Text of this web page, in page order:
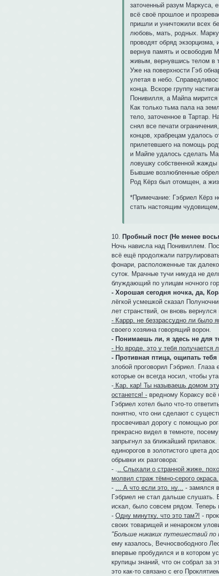
заточенный разум Маркуса,
всё своё прошлое и
пришли и уничтожили всех
любовь, мать, родных.
проводят обряд экзорцизма,
вернув память и освободив
живым, вернувшись телом в
Уже на поверхности Гэб
улетая в небо.
конца. Вскоре группу
Понивилля, а Майпа
Как только тьма пала на
тело, заточенное в Тартар.
снял все печати
концов, храбрецам удалось
прилетевшего на помощь
и Майпе удалось сделать
ловушку собственной жажды
Бывшие возлюбленные
Род Кёрз был отомщен, а
*Примечание: Гэбриел Кёрз
стать настоящим
10.
Пробный пост (Не менее
Ночь нависла над Понивиллем.
всё ещё продолжали
фонари, расположенные так
суток. Мрачные тучи никуда не
блуждающий по улицам ночного
- Хорошая сегодня ночка, да,
лёгкой усмешкой сказал
лет странствий, он вновь
- Каррр, не беззрассудно ли было
своего хозяина говорящий ворон.
- Понимаешь ли, я здесь не для
- Но вроде, это у тебя получается
- Противная птица, ощипать
злобой проговорил Гэбриел.
которые он всегда носил, чтобы
- Кар, кар! Ты называешь домом
останется! - вредному Кораксу
Гэбриел хотел было что-то
понятно, что они сделают с
просвечивал дорогу с помощью
прекрасно видел в темноте,
запрыгнул за ближайший
единорогов в золотистого цвета
обрывки их разговора:
- .
.. Слыхали о странной жиже,
молвил страж тёмно-серого окраса.
-
... А что если это, ну...
- замялся
Гэбриел не стал дальше слушать.
искал, было совсем рядом. Теперь
-Одну минутку, что это там?! -
своих товарищей и ненароком
"Больше никаких путешествий по
ему казалось, Вечносвободного
впервые пробудился и в котором
крупицы знаний, что он собрал за
это как-то связано с его